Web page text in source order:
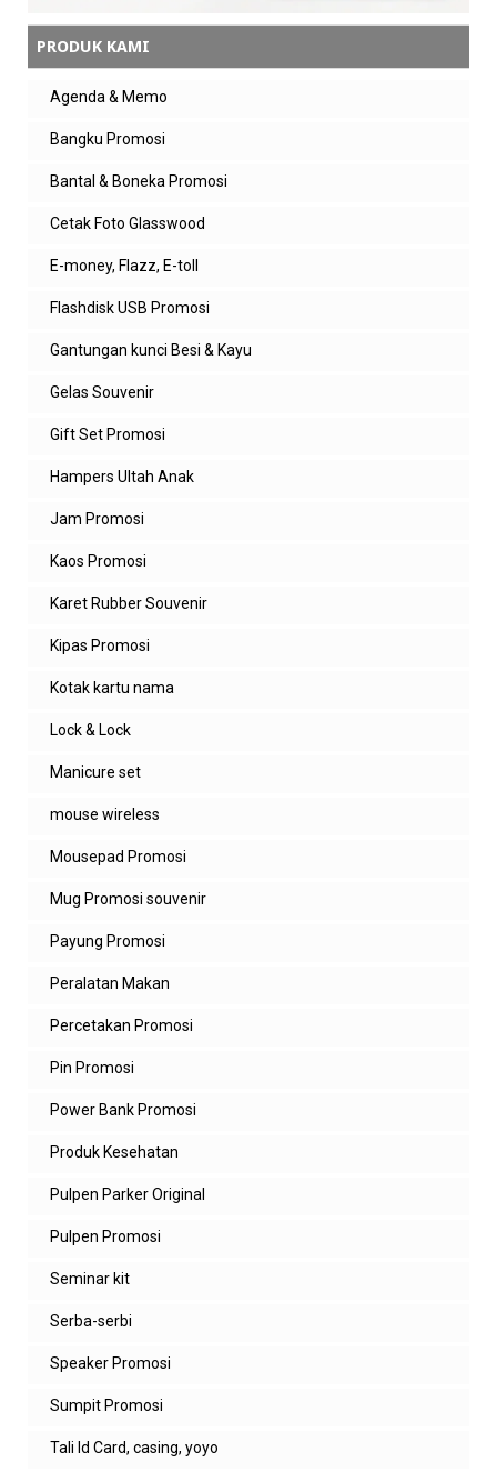
PRODUK KAMI
Agenda & Memo
Bangku Promosi
Bantal & Boneka Promosi
Cetak Foto Glasswood
E-money, Flazz, E-toll
Flashdisk USB Promosi
Gantungan kunci Besi & Kayu
Gelas Souvenir
Gift Set Promosi
Hampers Ultah Anak
Jam Promosi
Kaos Promosi
Karet Rubber Souvenir
Kipas Promosi
Kotak kartu nama
Lock & Lock
Manicure set
mouse wireless
Mousepad Promosi
Mug Promosi souvenir
Payung Promosi
Peralatan Makan
Percetakan Promosi
Pin Promosi
Power Bank Promosi
Produk Kesehatan
Pulpen Parker Original
Pulpen Promosi
Seminar kit
Serba-serbi
Speaker Promosi
Sumpit Promosi
Tali Id Card, casing, yoyo